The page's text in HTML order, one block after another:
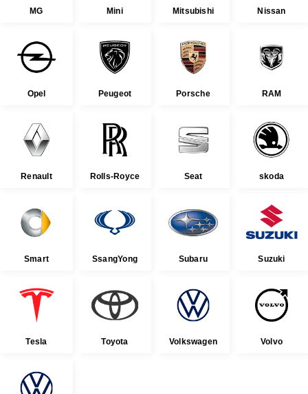
MG Mini Mitsubishi Nissan
Opel Peugeot Porsche RAM
Renault Rolls-Royce Seat skoda
Smart SsangYong Subaru Suzuki
Tesla Toyota Volkswagen Volvo